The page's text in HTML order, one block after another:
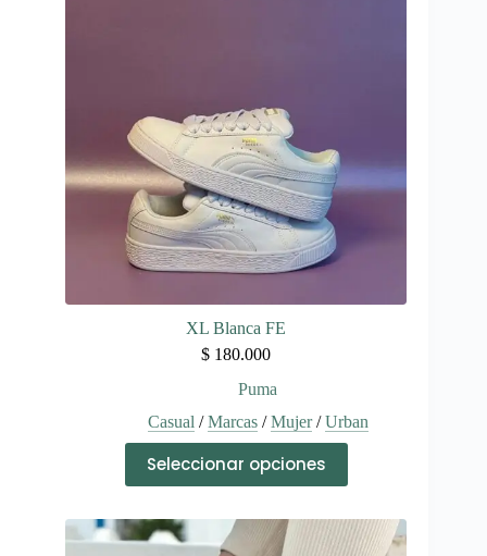
la
página
de
producto
XL Blanca FE
$ 180.000
Puma
Casual /Marcas/Mujer/Urban
Seleccionar opciones
producto
tiene
variantes.